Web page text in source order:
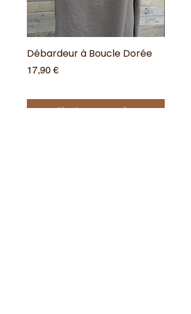
Débardeur à Boucle Dorée
Prix
17,90 €
Ajouter au panier